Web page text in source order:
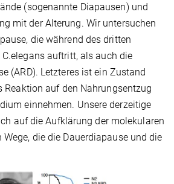
(sogenannte Diapausen) und
mit der Alterung. Wir untersuchen
die während des dritten
auftritt, als auch die
(ARD). Letzteres ist ein Zustand
Reaktion auf den Nahrungsentzug
einnehmen. Unsere derzeitige
auf die Aufklärung der molekularen
die die Dauerdiapause und die